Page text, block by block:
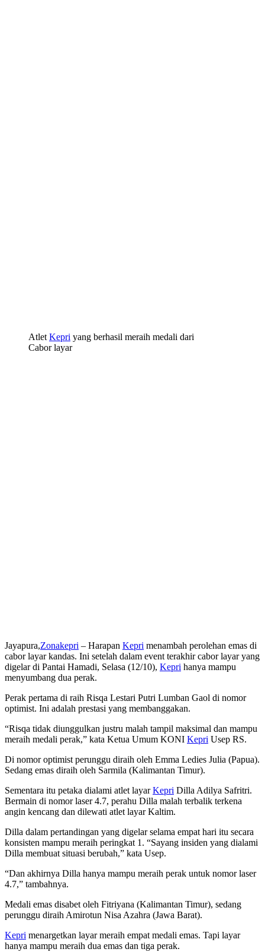
Atlet Kepri yang berhasil meraih medali dari
Cabor layar
Jayapura,Zonakepri – Harapan Kepri menambah perolehan emas di
cabor layar kandas. Ini setelah dalam event terakhir cabor layar yang
digelar di Pantai Hamadi, Selasa (12/10), Kepri hanya mampu
menyumbang dua perak.
Perak pertama di raih Risqa Lestari Putri Lumban Gaol di nomor
optimist. Ini adalah prestasi yang membanggakan.
“Risqa tidak diunggulkan justru malah tampil maksimal dan mampu
meraih medali perak,” kata Ketua Umum KONI Kepri Usep RS.
Di nomor optimist perunggu diraih oleh Emma Ledies Julia (Papua).
Sedang emas diraih oleh Sarmila (Kalimantan Timur).
Sementara itu petaka dialami atlet layarKepri Dilla Adilya Safritri.
Bermain di nomor laser 4.7, perahu Dilla malah terbalik terkena
angin kencang dan dilewati atlet layar Kaltim.
Dilla dalam pertandingan yang digelar selama empat hari itu secara
konsisten mampu meraih peringkat 1. “Sayang insiden yang dialami
Dilla membuat situasi berubah,” kata Usep.
“Dan akhirnya Dilla hanya mampu meraih perak untuk nomor laser
4.7,” tambahnya.
Medali emas disabet oleh Fitriyana (Kalimantan Timur), sedang
perunggu diraih Amirotun Nisa Azahra (Jawa Barat).
Kepri menargetkan layar meraih empat medali emas. Tapi layar
hanya mampu meraih dua emas dan tiga perak.